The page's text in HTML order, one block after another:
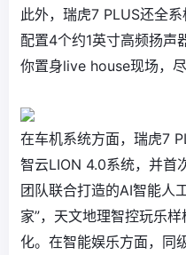
此外，瑞虎7 PLUS还全系
配置4个约1英寸高频扬声
你置身live house现场，尽
在车机系统方面，瑞虎7
智云LION 4.0系统，并首
团队联合打造的AI智能
家”，天文地理智控玩乐
化。在智能娱乐方面，同